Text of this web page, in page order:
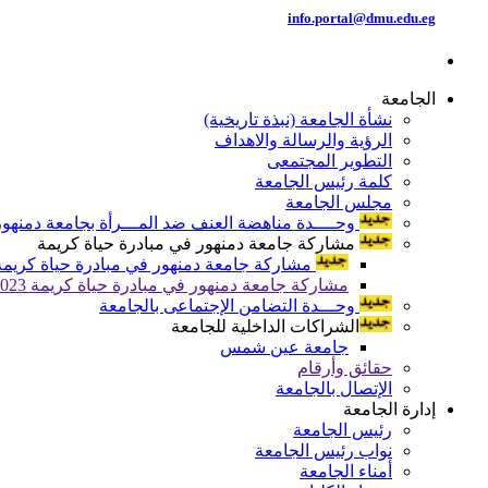
info.portal@dmu.edu.eg
الجامعة
نشأة الجامعة (نبذة تاريخية)
الرؤية والرسالة والاهداف
التطوير المجتمعى
كلمة رئيس الجامعة
مجلس الجامعة
وحــــدة مناهضة العنف ضد المـــرأة بجامعة
مشاركة جامعة دمنهور في مبادرة حياة كريمة
مشاركة جامعة دمنهور في مبادرة حياة كريمة
مشاركة جامعة دمنهور في مبادرة حياة كريمة 2023
وحـــدة التضامن الإجتماعى بالجامعة
الشراكات الداخلية للجامعة
جامعة عين شمس
حقائق وأرقام
الإتصال بالجامعة
إدارة الجامعة
رئيس الجامعة
نواب رئيس الجامعة
أمناء الجامعة